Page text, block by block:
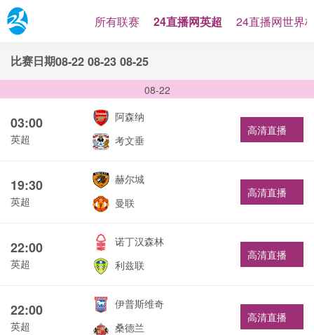
所有联赛 24直播网英超 24直播网世界
比赛日期08-22 08-23 08-25
08-22
03:00
英超
阿森纳
考文垂
高清直播
19:30
英超
赫尔城
曼联
高清直播
22:00
英超
诺丁汉森林
利兹联
高清直播
22:00
英超
伊普斯维奇
桑德兰
高清直播